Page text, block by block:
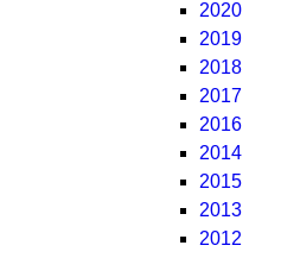
2020
2019
2018
2017
2016
2014
2015
2013
2012